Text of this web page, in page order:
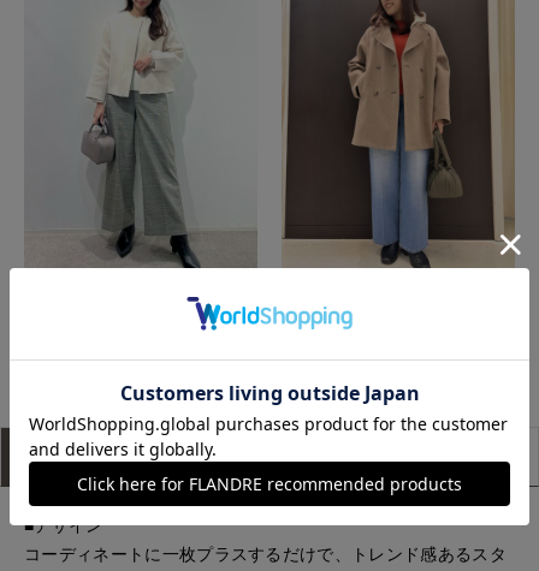
アイテム説明
■デザイン
コーディネートに一枚プラスするだけで、トレンド感あるスタ